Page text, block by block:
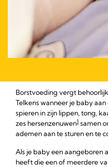
Borstvoeding vergt
Telkens wanneer je baby
spieren in zijn lippen, tong,
zes hersenzenuwen1 samen
ademen aan te sturen en te
Als je baby een aangeboren
heeft die een of meerdere